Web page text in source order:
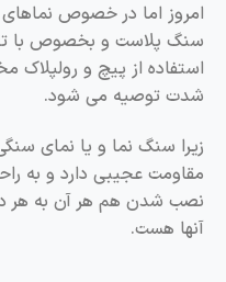
امروز اما در خصوص
سنگ پلاست و بخصوص با
استفاده از پیچ و
شدت توصیه می شود.
زیرا سنگ نما و یا نمای
مقاومت عجیبی دارد و به
نصب شدن هم هر آن به هر
آنها هست.